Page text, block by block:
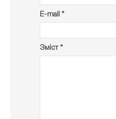
E-mail *
Зміст *